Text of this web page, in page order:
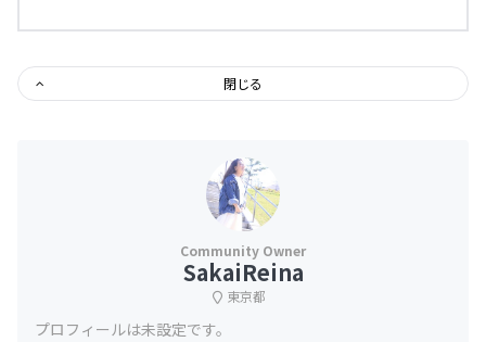
閉じる
SakaiReina
東京都
プロフィールは未設定です。